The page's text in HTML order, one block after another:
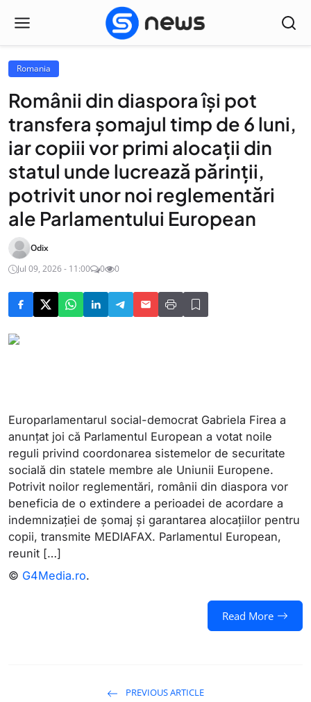
Romania
Românii din diaspora își pot
transfera șomajul timp de 6 luni,
iar copiii vor primi alocații din
statul unde lucrează părinții,
potrivit unor noi reglementări
ale Parlamentului European
Odix
Jul 09, 2026 - 11:00
0 0
Europarlamentarul social-democrat Gabriela Firea a
anunțat joi că Parlamentul European a votat noile
reguli privind coordonarea sistemelor de securitate
socială din statele membre ale Uniunii Europene.
Potrivit noilor reglementări, românii din diaspora vor
beneficia de o extindere a perioadei de acordare a
indemnizației de șomaj și garantarea alocațiilor pentru
copii, transmite MEDIAFAX. Parlamentul European,
reunit […]
© G4Media.ro.
Read More
PREVIOUS ARTICLE